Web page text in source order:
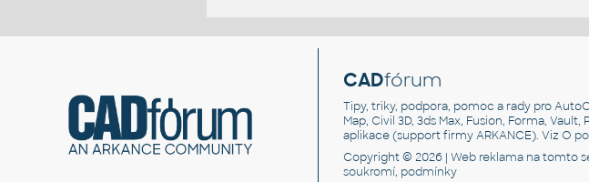
CADfórum
Tipy, triky, podpora, pomoc a rady pro
Map, Civil 3D, 3ds Max, Fusion, Forma,
aplikace (support firmy ARKANCE). VizO
Copyright © 2026 |Web reklama na tomto
soukromí, podmínky